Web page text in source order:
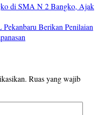
di SMA N 2 Bangko, Ajak
Berikan Penilaian
Ruas yang wajib